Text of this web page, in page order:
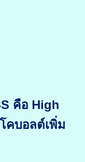
คือ High
คบอลต์เพิ่ม